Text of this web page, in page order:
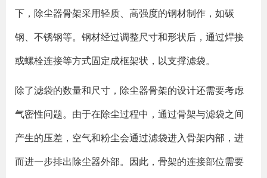
下，除尘器骨架采用轻质、高强度的钢材制作，如碳
钢、不锈钢等。钢材经过调整尺寸和形状后，通过焊接
或螺栓连接等方式固定成框架状，以支撑滤袋。
除了滤袋的数量和尺寸，除尘器骨架的设计还需要考虑
气密性问题。由于在除尘过程中，通过骨架与滤袋之间
产生的压差，空气和粉尘会通过滤袋进入骨架内部，进
而进一步排出除尘器外部。因此，骨架的连接部位需要